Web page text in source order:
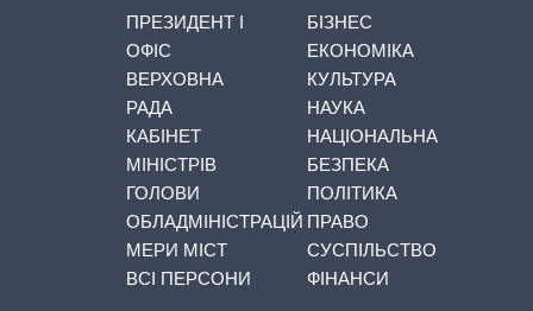
ПРЕЗИДЕНТ І
ОФІС
ВЕРХОВНА
РАДА
КАБІНЕТ
МІНІСТРІВ
ГОЛОВИ
ОБЛАДМІНІСТРАЦІЙ
МЕРИ МІСТ
ВСІ ПЕРСОНИ
БІЗНЕС
ЕКОНОМІКА
КУЛЬТУРА
НАУКА
НАЦІОНАЛЬНА
БЕЗПЕКА
ПОЛІТИКА
ПРАВО
СУСПІЛЬСТВО
ФІНАНСИ